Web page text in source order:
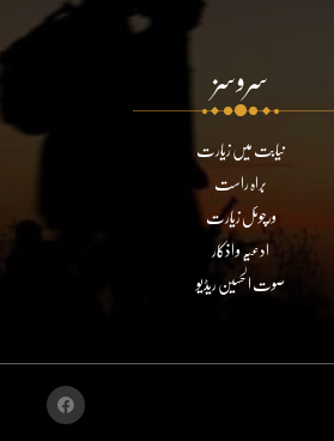
سروسز
نیابت میں زیارت
براہ راست
ورچوئل زیارت
ادعیہ و اذکار
صوت الحسین ریڈیو